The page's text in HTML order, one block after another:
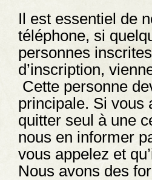
Il est essentiel de
téléphone, si
personnes
d’inscription,
Cette personne
principale. Si vous
quitter seul à une
nous en informer
vous appelez et
Nous avons des